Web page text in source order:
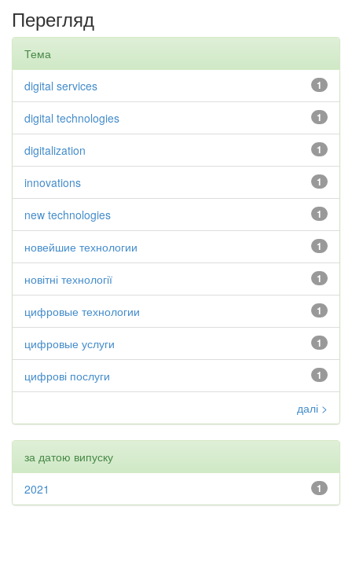
Перегляд
Тема
1
digital services
1
digital technologies
1
digitalization
1
innovations
1
new technologies
1
новейшие технологии
1
новітні технології
1
цифровые технологии
1
цифровые услуги
1
цифрові послуги
далі >
за датою випуску
1
2021